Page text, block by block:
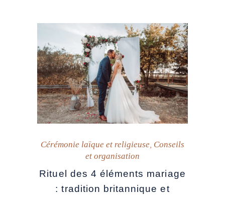
Cérémonie laïque et religieuse, Conseils
et organisation
Rituel des 4 éléments mariage
: tradition britannique et